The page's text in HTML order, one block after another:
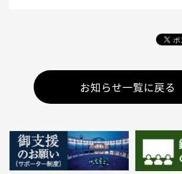
お知らせ一覧に戻る